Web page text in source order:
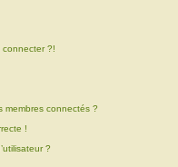
connecter ?!
membres connectés ?
!
?